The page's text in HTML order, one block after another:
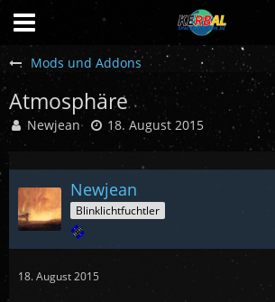
Mods und Addons
Atmosphäre
Newjean 18. August 2015
Newjean
Blinklichtfuchtler
18. August 2015